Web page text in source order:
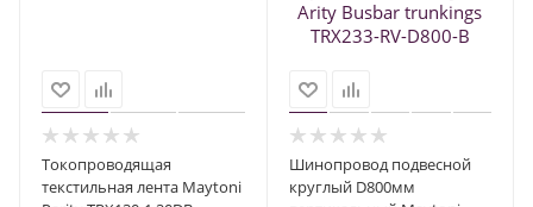
Токопроводящая
текстильная лента Maytoni
Шинопровод подвесной
круглый D800мм